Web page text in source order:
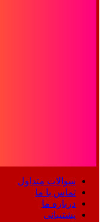
سوالات متداول
تماس با ما
درباره ما
پشتیبانی